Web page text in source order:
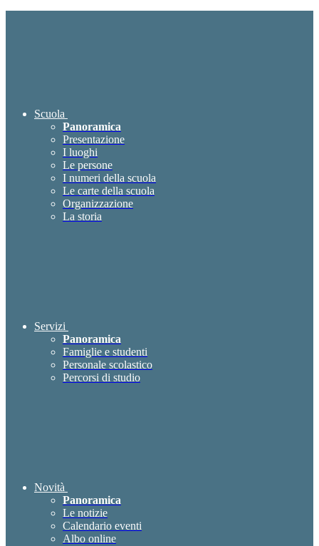
Scuola
Panoramica
Presentazione
I luoghi
Le persone
I numeri della scuola
Le carte della scuola
Organizzazione
La storia
Servizi
Panoramica
Famiglie e studenti
Personale scolastico
Percorsi di studio
Novità
Panoramica
Le notizie
Calendario eventi
Albo online